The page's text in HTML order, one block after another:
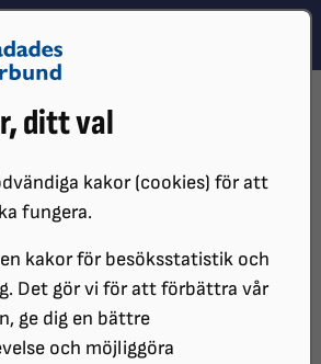
ditt val
kakor (cookies) för att
fungera.
kakor för besöksstatistik och
Det gör vi för att förbättra vår
ge dig en bättre
och möjliggöra
fond
Norrmans testamente
det bland annat att en
avkastningen ska gå till